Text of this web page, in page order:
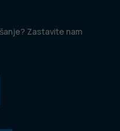
Zastavite nam